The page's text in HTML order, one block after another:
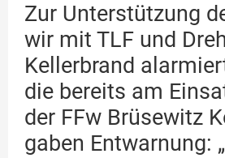
Zur Unterstützung
wir mit TLF und
Kellerbrand
die bereits am
der FFw Brüsewitz
gaben Entwarnung: